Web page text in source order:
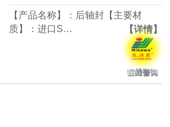
【产品名称】：后轴封【主要材
质】：进口S…
【详情】